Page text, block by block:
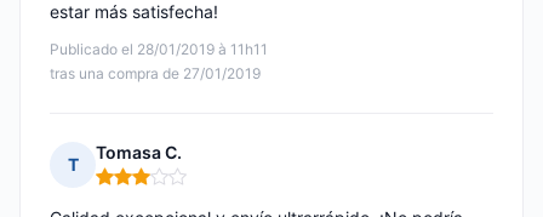
Publicado el 28/01/2019 à 11h11
tras una compra de 27/01/2019
estar más satisfecha!
T
Tomasa C.
Nota: 3 de 5